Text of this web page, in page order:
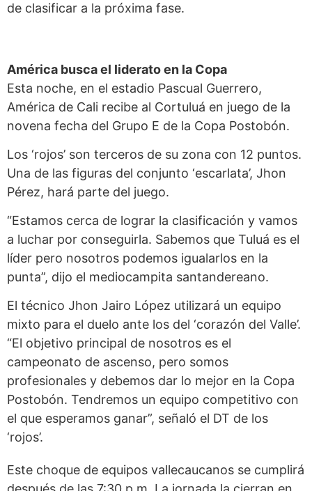
de clasificar a la próxima fase.
América busca el liderato en la Copa
Esta noche, en el estadio Pascual Guerrero,
América de Cali recibe al Cortuluá en juego de la
novena fecha del Grupo E de la Copa Postobón.
Los ‘rojos’ son terceros de su zona con 12 puntos.
Una de las figuras del conjunto ‘escarlata’, Jhon
Pérez, hará parte del juego.
“Estamos cerca de lograr la clasificación y vamos
a luchar por conseguirla. Sabemos que Tuluá es el
líder pero nosotros podemos igualarlos en la
punta”, dijo el mediocampita santandereano.
El técnico Jhon Jairo López utilizará un equipo
mixto para el duelo ante los del ‘corazón del Valle’.
“El objetivo principal de nosotros es el
campeonato de ascenso, pero somos
profesionales y debemos dar lo mejor en la Copa
Postobón. Tendremos un equipo competitivo con
el que esperamos ganar”, señaló el DT de los
‘rojos’.
Este choque de equipos vallecaucanos se cumplirá